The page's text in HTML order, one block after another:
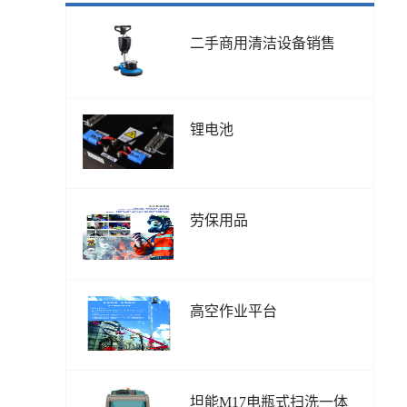
二手商用清洁设备销售
锂电池
劳保用品
高空作业平台
坦能M17电瓶式扫洗一体